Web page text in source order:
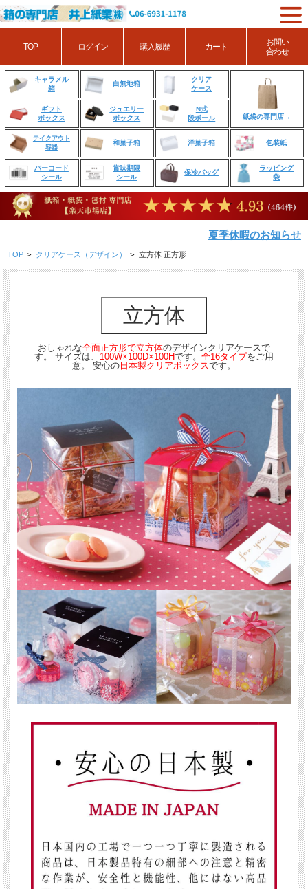
キャラメル
箱
白無地箱
クリア
ケース
紙袋の専門店→
ギフト
ボックス
ジュエリー
ボックス
N式
段ボール
テイクアウト
容器
和菓子箱 洋菓子箱 包装紙
バーコード
シール
賞味期限
シール
保冷バッグ
ラッピング
袋
夏季休暇のお知らせ
TOP > クリアケース（デザイン） > 立方体 正方形
立方体
おしゃれな全面正方形で立方体のデザインクリアケースで
す。 サイズは、 100W×100D×100Hです。 全16タイプをご用
意。 安心の 日本製クリアボックスです。
TOP ログイン 購入履歴 カート
お問い
合わせ